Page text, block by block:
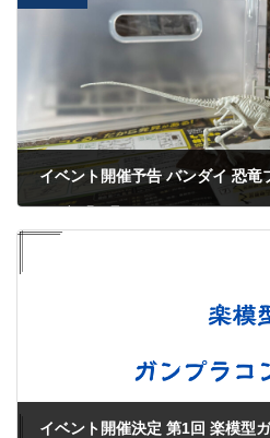
2023年6月17日